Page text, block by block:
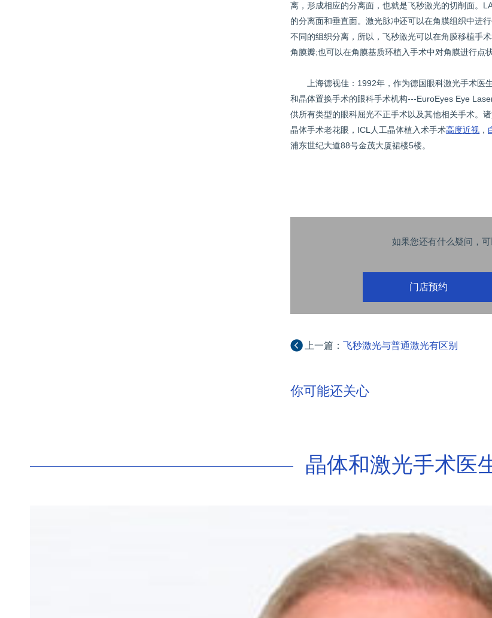
离，形成相应的分离面，也就是飞秒激光的切削面。
的分离面和垂直面。激光脉冲还可以在角膜组织中进
不同的组织分离，所以，飞秒激光可以在角膜移植手
角膜瓣;也可以在角膜基质环植入手术中对角膜进行点
上海德视佳：1992年，作为德国眼科激光手术医
和晶体置换手术的眼科手术机构---EuroEyes Eye
供所有类型的眼科屈光不正手术以及其他相关手术。
晶体手术老花眼，ICL人工晶体植入术手术高度近视 ，
浦东世纪大道88号金茂大厦裙楼5楼。
如果您还有什么疑问，
门店预约
上一篇：飞秒激光与普通激光有区别
你可能还关心
晶体和激光手术医